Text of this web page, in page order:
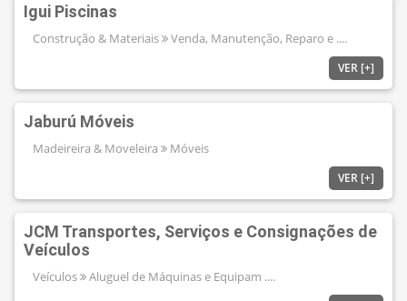
Igui Piscinas
Construção & Materiais Venda, Manutenção, Reparo e ....
VER [+]
Jaburú Móveis
Madeireira & Moveleira Móveis
VER [+]
JCM Transportes, Serviços e Consignações de
Veículos
Veículos Aluguel de Máquinas e Equipam ....